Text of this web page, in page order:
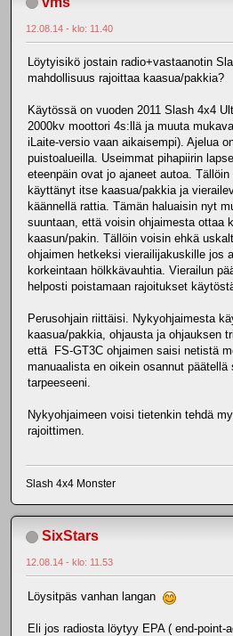
12.08.14 - klo: 11.40
Löytyisikö jostain radio+vastaanotin
mahdollisuus rajoittaa kaasua/pakkia?
Käytössä on vuoden 2011 Slash 4x4
2000kv moottori 4s:llä ja muuta
iLaite-versio vaan aikaisempi). Ajelua
puistoalueilla. Useimmat pihapiirin
eteenpäin ovat jo ajaneet autoa.
käyttänyt itse kaasua/pakkia ja
käännellä rattia. Tämän haluaisin nyt
suuntaan, että voisin ohjaimesta ottaa
kaasun/pakin. Tällöin voisin ehkä
ohjaimen hetkeksi vierailijakuskille jos
korkeintaan hölkkävauhtia. Vierailun
helposti poistamaan rajoitukset
Perusohjain riittäisi. Nykyohjaimesta
kaasua/pakkia, ohjausta ja ohjauksen
että FS-GT3C ohjaimen saisi netistä
manuaalista en oikein osannut
tarpeeseeni.
Nykyohjaimeen voisi tietenkin tehdä
rajoittimen.
Slash 4x4 Monster
SixStars
12.08.14 - klo: 11.53
Löysitpäs vanhan langan
Eli jos radiosta löytyy EPA ( end-point-